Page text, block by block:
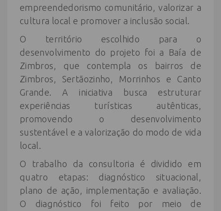
empreendedorismo comunitário, valorizar a
cultura local e promover a inclusão social.
O território escolhido para o
desenvolvimento do projeto foi a Baía de
Zimbros, que contempla os bairros de
Zimbros, Sertãozinho, Morrinhos e Canto
Grande. A iniciativa busca estruturar
experiências turísticas autênticas,
promovendo o desenvolvimento
sustentável e a valorização do modo de vida
local.
O trabalho da consultoria é dividido em
quatro etapas: diagnóstico situacional,
plano de ação, implementação e avaliação.
O diagnóstico foi feito por meio de